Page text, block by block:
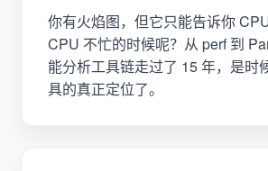
你有火焰图，但它只能告诉你
CPU 不忙的时候呢？从 perf 到
能分析工具链走过了 15 年，是时
具的真正定位了。